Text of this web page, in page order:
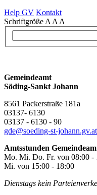
Help GV Kontakt
Schriftgröße A A A
Gemeindeamt
Söding-Sankt Johann
8561 Packerstraße 181a
03137- 6130
03137 - 6130 - 90
gde@soeding-st-johann.gv.at
Amtsstunden
Mo. Mi. Do. Fr. von 08:00 -
Mi. von 15:00 - 18:00
Dienstags kein